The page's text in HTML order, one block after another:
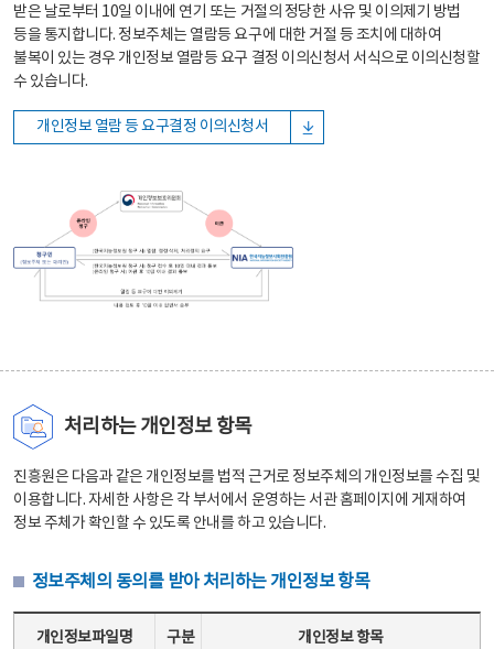
받은 날로부터 10일 이내에 연기 또는 거절의 정당한 사유 및 이의제기 방법
등을 통지합니다. 정보주체는 열람등 요구에 대한 거절 등 조치에 대하여
불복이 있는 경우 개인정보 열람등 요구 결정 이의신청서 서식으로 이의신청할
수 있습니다.
개인정보 열람 등 요구결정 이의신청서
처리하는 개인정보 항목
진흥원은 다음과 같은 개인정보를 법적 근거로 정보주체의 개인정보를 수집 및
이용합니다. 자세한 사항은 각 부서에서 운영하는 서관 홈페이지에 게재하여
정보 주체가 확인할 수 있도록 안내를 하고 있습니다.
정보주체의 동의를 받아 처리하는 개인정보 항목
개인정보파일명 구분 개인정보 항목